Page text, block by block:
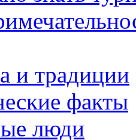
и традиции
факты
люди